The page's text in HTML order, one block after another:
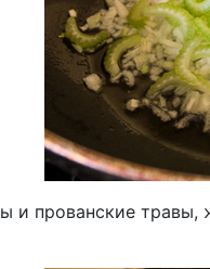
и прованские